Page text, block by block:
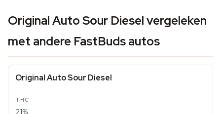
Original Auto Sour Diesel vergeleken
met andere FastBuds autos
Original Auto Sour Diesel
21%